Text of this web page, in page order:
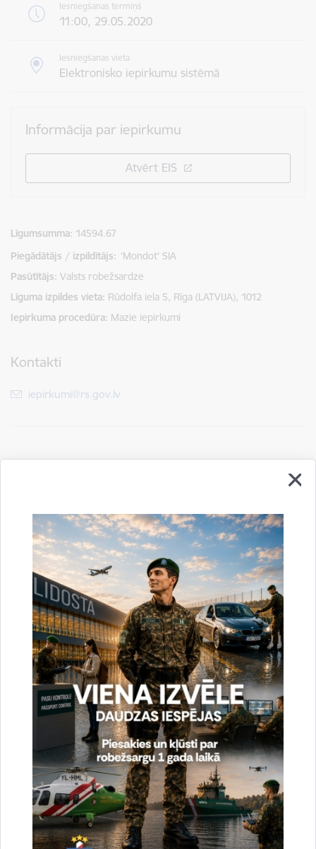
Iesniegšanas termiņš
11:00, 29.05.2020
Iesniegšanas vieta
Elektronisko iepirkumu sistēmā
Informācija par iepirkumu
Atvērt EIS
Līgumsumma 14594.67
Piegādātājs / izpildītājs: 'Mondot' SIA
Pasūtītājs Valsts robežsardze
Līguma izpildes vieta Rūdolfa iela 5, Rīga (LATVIJA), 1012
Iepirkuma procedūra Mazie iepirkumi
Kontakti
E-pasts:
iepirkumi@rs.gov.lv
Dalīties
Vai šī informācija bija noderīga?
Sniegt atsauksmi